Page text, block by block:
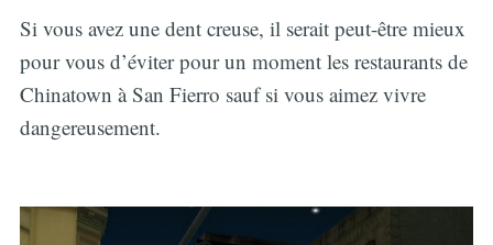
Si vous avez une dent creuse, il serait peut-être mieux
pour vous d’éviter pour un moment les restaurants de
Chinatown à San Fierro sauf si vous aimez vivre
dangereusement.